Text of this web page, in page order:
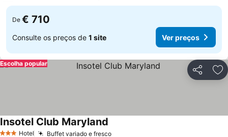
De € 710
Consulte os preços de 1 site Ver preços
Partilhar
Escolha popular
Hotel Buffet variado e fresco
Insotel Club Maryland